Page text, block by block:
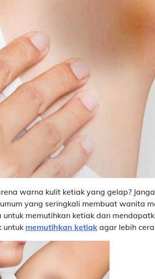
warna kulit ketiak yang gelap?
yang seringkali membuat wanita
memutihkan ketiak dan
untuk memutihkan ketiak agar lebih